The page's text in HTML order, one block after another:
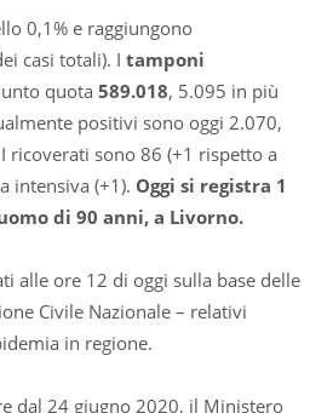
0,1% e raggiungono
casi totali). I tamponi
quota 589.018, 5.095 in più
positivi sono oggi 2.070,
ricoverati sono 86 (+1 rispetto a
intensiva (+1). Oggi si registra 1
di 90 anni, a Livorno.
alle ore 12 di oggi sulla base delle
Civile Nazionale – relativi
in regione.
dal 24 giugno 2020, il Ministero